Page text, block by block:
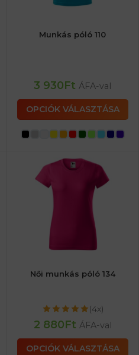
Munkás póló 110
3 930Ft ÁFA-val
OPCIÓK VÁLASZTÁSA
Női munkás póló 134
(4x)
2 880Ft ÁFA-val
OPCIÓK VÁLASZTÁSA